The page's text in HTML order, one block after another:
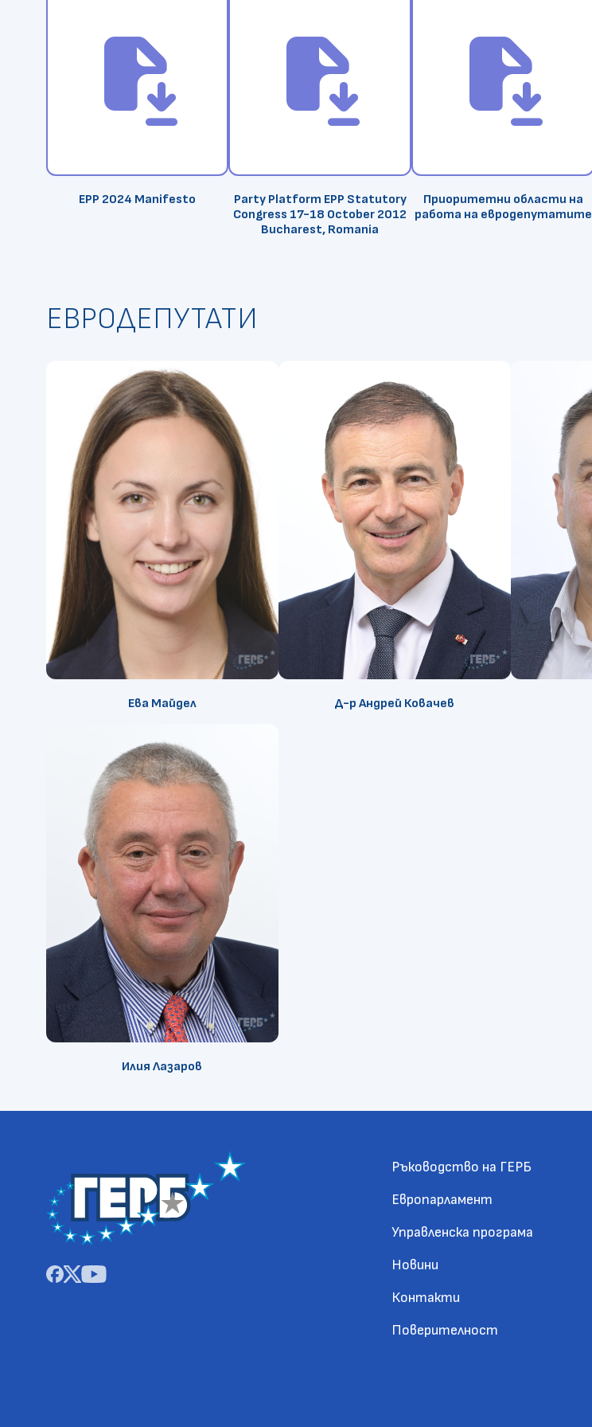
file_save
EPP 2024 Manifesto
file_save
Party Platform EPP Statutory
Congress 17-18 October 2012
Bucharest, Romania
file_save
Приоритетни области на
работа на евродепутатите
ЕВРОДЕПУТАТИ
Ева Майдел Д-р Андрей Ковачев
Илия Лазаров
Ръководство на ГЕРБ
Европарламент
Управленска програма
Новини
Контакти
Поверителност